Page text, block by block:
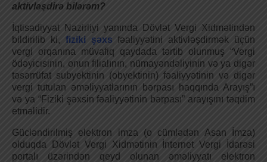
aktivləşdirə bilərəm?
İqtisadiyyat Nazirliyi yanında Dövlət Vergi Xidmətindən
bildirilib ki, fiziki şəxs fəaliyyətini aktivləşdirmək üçün
vergi orqanına müvafiq qaydada tərtib olunmuş “Vergi
ödəyicisinin, onun filialının, nümayəndəliyinin və ya digər
təsərrüfat subyektinin (obyektinin) fəaliyyətinin və digər
vergi tutulan əməliyyatlarının bərpası haqqında Arayış”ı
və ya “Fiziki şəxsin fəaliyyətinin bərpası” arayışını təqdim
etməlidir.
Gücləndirilmiş elektron imza (o cümlədən Asan İmza)
olduqda Dövlət Vergi Xidmətinin İnternet Vergi İdarəsi
portalı üzərindən qeyd olunan əməliyyatı elektron